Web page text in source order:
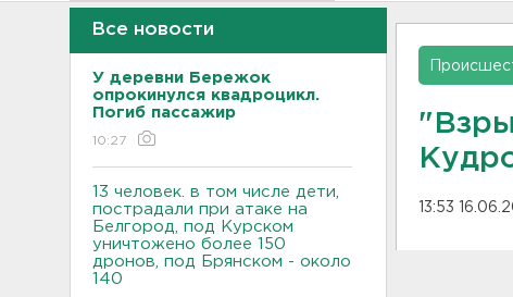
Все новости
У деревни Бережок
опрокинулся квадроцикл.
Погиб пассажир
10:27
13 человек. в том числе дети,
пострадали при атаке на
Белгород, под Курском
уничтожено более 150
дронов, под Брянском - около
140
13:53